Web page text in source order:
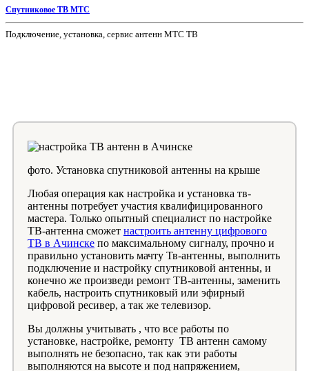
Спутниковое ТВ МТС
Подключение, установка, сервис антенн МТС ТВ
фото. Установка спутниковой антенны на крыше
Любая операция как настройка и установка тв-
антенны потребует участия квалифицированного
мастера. Только опытный специалист по настройке
ТВ-антенна сможет настроить антенну цифрового
ТВ в Ачинске по максимальному сигналу, прочно и
правильно установить мачту Тв-антенны, выполнить
подключение и настройку спутниковой антенны, и
конечно же произведи ремонт ТВ-антенны, заменить
кабель, настроить спутниковый или эфирный
цифровой ресивер, а так же телевизор.
Вы должны учитывать , что все работы по
установке, настройке, ремонту ТВ антенн самому
выполнять не безопасно, так как эти работы
выполняются на высоте и под напряжением,